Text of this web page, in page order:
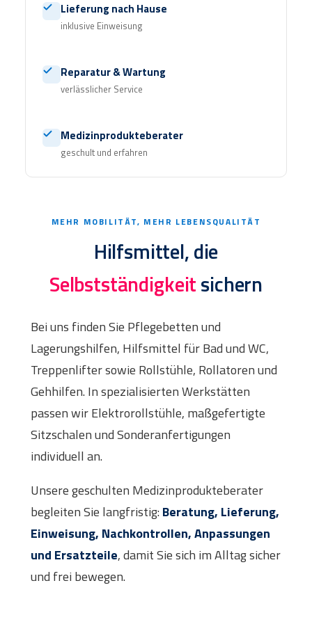
Lieferung nach Hause
inklusive Einweisung
Reparatur & Wartung
verlässlicher Service
Medizinprodukteberater
geschult und erfahren
MEHR MOBILITÄT, MEHR LEBENSQUALITÄT
Hilfsmittel, die
Selbstständigkeitsichern
Bei uns finden Sie Pflegebetten und
Lagerungshilfen, Hilfsmittel für Bad und WC,
Treppenlifter sowie Rollstühle, Rollatoren und
Gehhilfen. In spezialisierten Werkstätten
passen wir Elektrorollstühle, maßgefertigte
Sitzschalen und Sonderanfertigungen
individuell an.
Unsere geschulten Medizinprodukteberater
begleiten Sie langfristig: Beratung, Lieferung,
Einweisung, Nachkontrollen, Anpassungen
und Ersatzteile, damit Sie sich im Alltag sicher
und frei bewegen.